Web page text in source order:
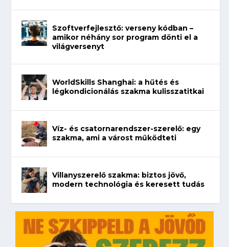
Szoftverfejlesztő: verseny kódban –
amikor néhány sor program dönti el a
világversenyt
WorldSkills Shanghai: a hűtés és
légkondicionálás szakma kulisszatitkai
Víz- és csatornarendszer-szerelő: egy
szakma, ami a várost működteti
Villanyszerelő szakma: biztos jövő,
modern technológia és keresett tudás